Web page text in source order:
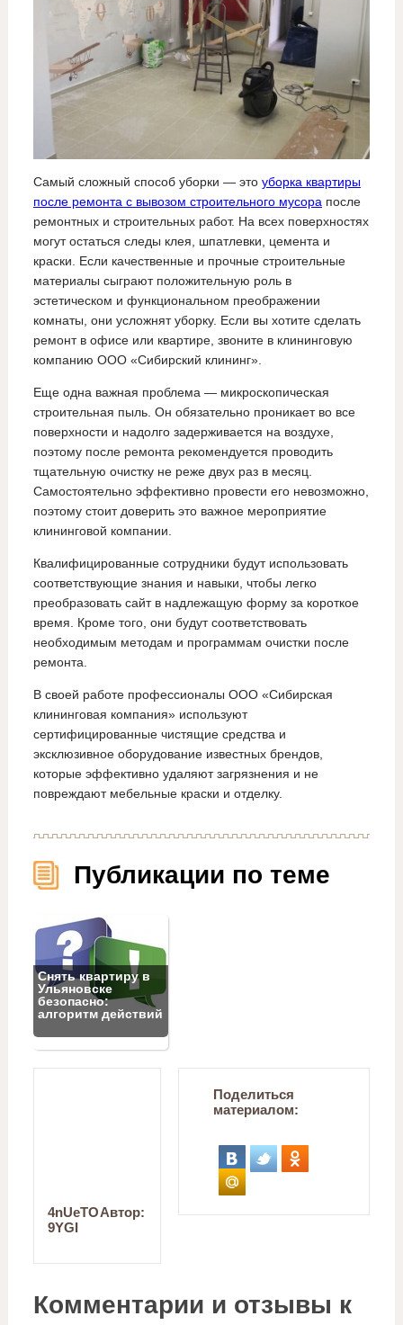
Самый сложный способ уборки — это уборка квартиры
после ремонта с вывозом строительного мусорапосле
ремонтных и строительных работ. На всех поверхностях
могут остаться следы клея, шпатлевки, цемента и
краски. Если качественные и прочные строительные
материалы сыграют положительную роль в
эстетическом и функциональном преображении
комнаты, они усложнят уборку. Если вы хотите сделать
ремонт в офисе или квартире, звоните в клининговую
компанию ООО «Сибирский клининг».
Еще одна важная проблема — микроскопическая
строительная пыль. Он обязательно проникает во все
поверхности и надолго задерживается на воздухе,
поэтому после ремонта рекомендуется проводить
тщательную очистку не реже двух раз в месяц.
Самостоятельно эффективно провести его невозможно,
поэтому стоит доверить это важное мероприятие
клининговой компании.
Квалифицированные сотрудники будут использовать
соответствующие знания и навыки, чтобы легко
преобразовать сайт в надлежащую форму за короткое
время. Кроме того, они будут соответствовать
необходимым методам и программам очистки после
ремонта.
В своей работе профессионалы ООО «Сибирская
клининговая компания» используют
сертифицированные чистящие средства и
эксклюзивное оборудование известных брендов,
которые эффективно удаляют загрязнения и не
повреждают мебельные краски и отделку.
Публикации по теме
Снять квартиру в
Ульяновске
безопасно:
алгоритм действий
Автор:
4nUeTO
9YGI
Поделиться
материалом:
Комментарии и отзывы к